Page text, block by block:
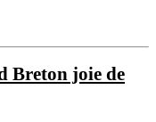
Breton joie de